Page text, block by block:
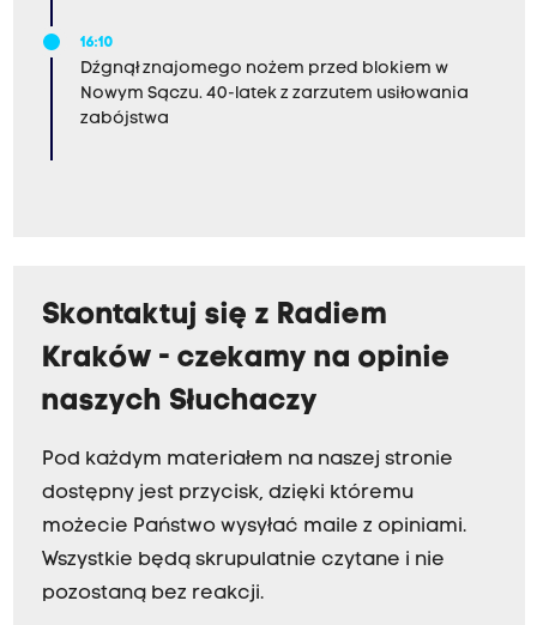
16:10
Dźgnął znajomego nożem przed blokiem w
Nowym Sączu. 40-latek z zarzutem usiłowania
zabójstwa
Skontaktuj się z Radiem
Kraków - czekamy na opinie
naszych Słuchaczy
Pod każdym materiałem na naszej stronie
dostępny jest przycisk, dzięki któremu
możecie Państwo wysyłać maile z opiniami.
Wszystkie będą skrupulatnie czytane i nie
pozostaną bez reakcji.